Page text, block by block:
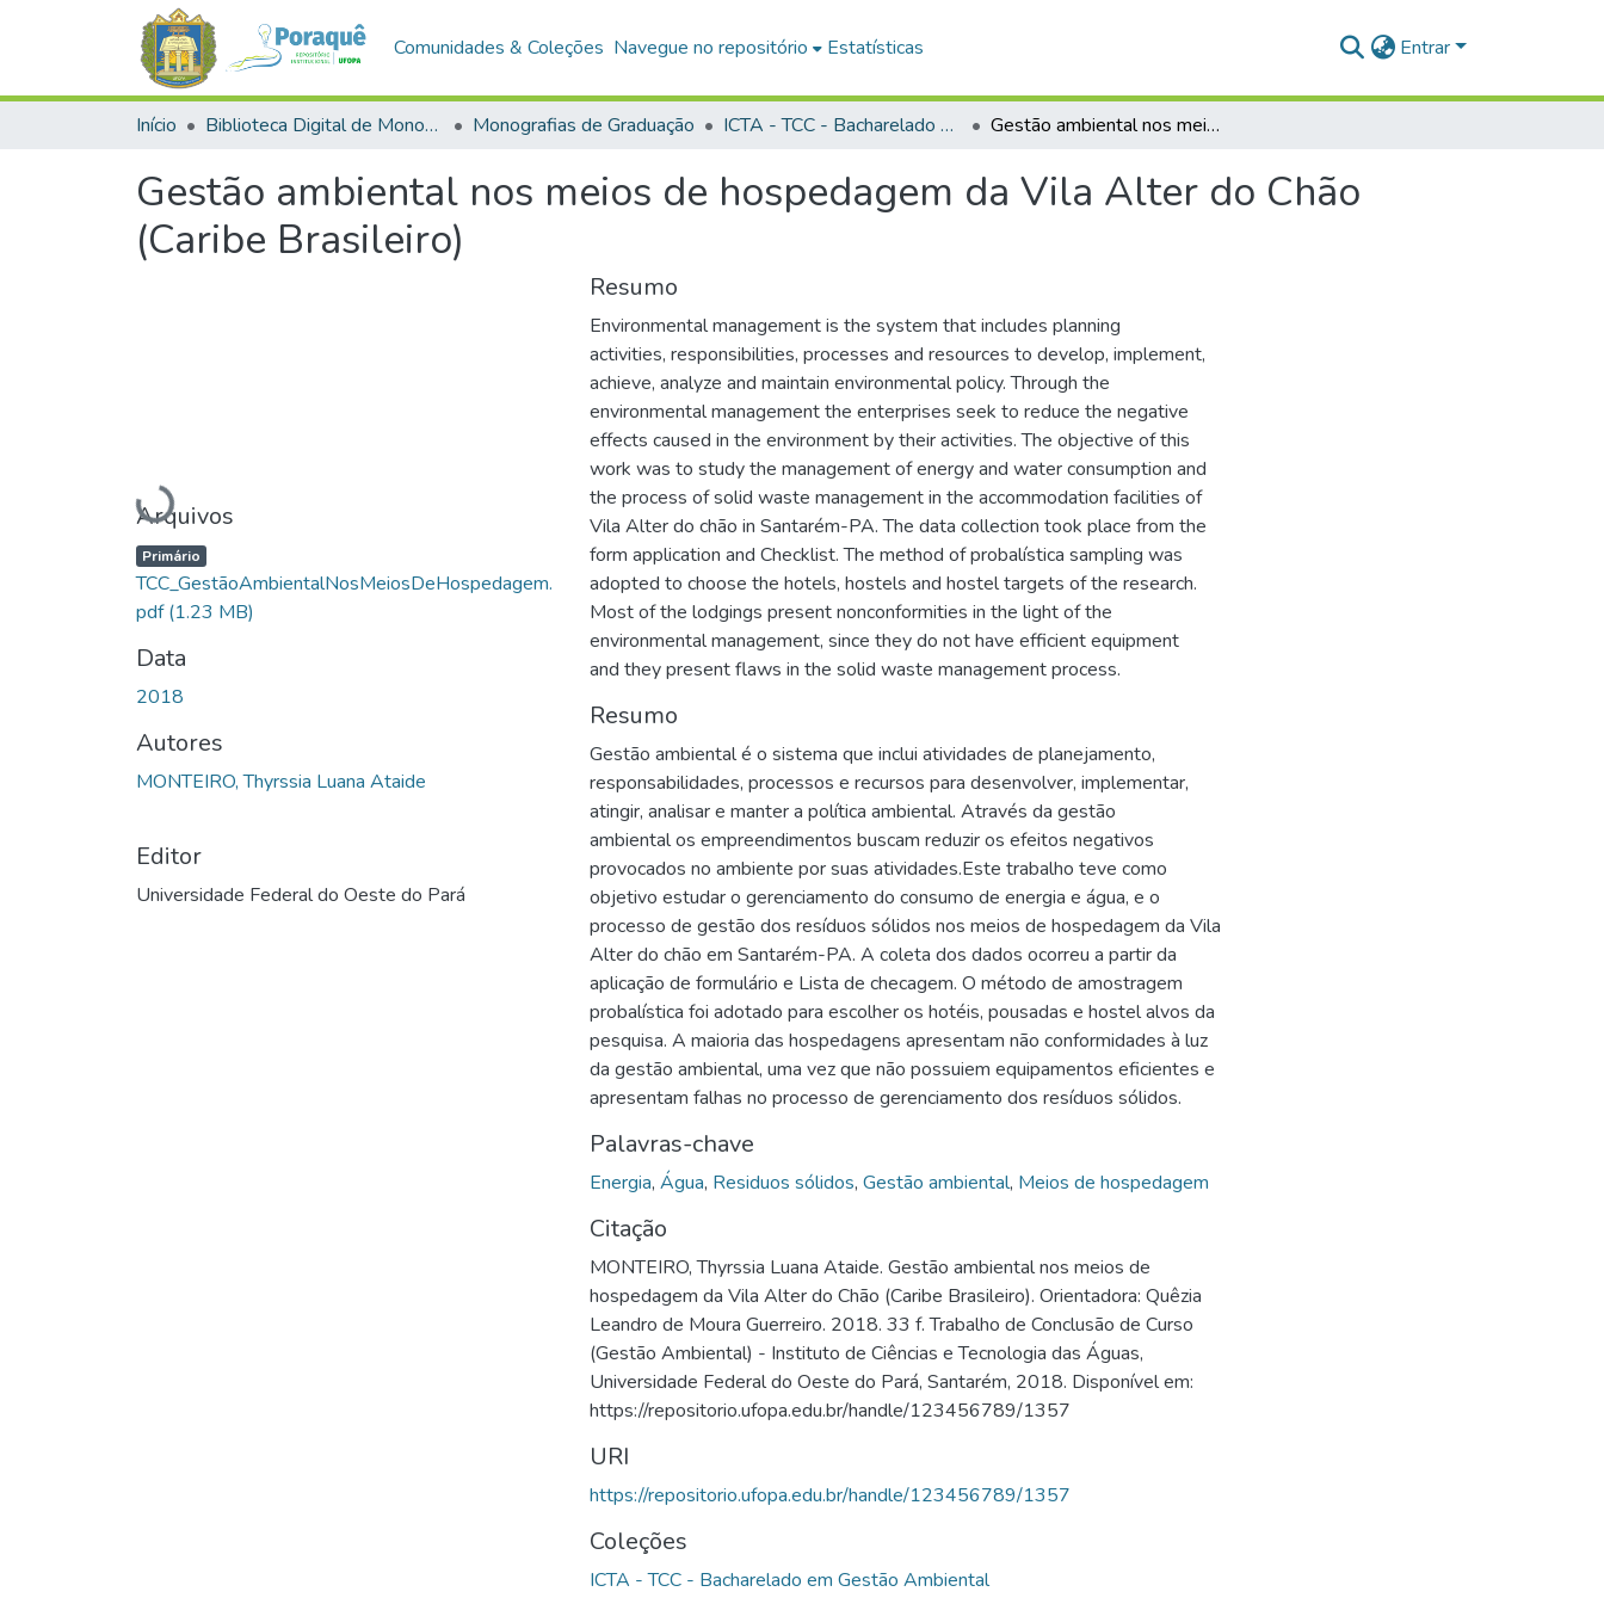
Comunidades & Coleções Navegue no repositório Estatísticas Entrar
Início Biblioteca Digital de Monografias (BDM) Monografias de Graduação ICTA - TCC - Bacharelado em Gestão Ambiental Gestão ambiental nos meios de hospedagem da Vila Alter do Chão (Caribe Brasileiro)
Gestão ambiental nos meios de hospedagem da Vila Alter do Chão
(Caribe Brasileiro)
Carregando...
Arquivos
Primário
TCC_GestãoAmbientalNosMeiosDeHospedagem.
pdf(1.23 MB)
Data
2018
Autores
MONTEIRO, Thyrssia Luana Ataide
Editor
Universidade Federal do Oeste do Pará
Resumo
Environmental management is the system that includes planning
activities, responsibilities, processes and resources to develop, implement,
achieve, analyze and maintain environmental policy. Through the
environmental management the enterprises seek to reduce the negative
effects caused in the environment by their activities. The objective of this
work was to study the management of energy and water consumption and
the process of solid waste management in the accommodation facilities of
Vila Alter do chão in Santarém-PA. The data collection took place from the
form application and Checklist. The method of probalística sampling was
adopted to choose the hotels, hostels and hostel targets of the research.
Most of the lodgings present nonconformities in the light of the
environmental management, since they do not have efficient equipment
and they present flaws in the solid waste management process.
Resumo
Gestão ambiental é o sistema que inclui atividades de planejamento,
responsabilidades, processos e recursos para desenvolver, implementar,
atingir, analisar e manter a política ambiental. Através da gestão
ambiental os empreendimentos buscam reduzir os efeitos negativos
provocados no ambiente por suas atividades.Este trabalho teve como
objetivo estudar o gerenciamento do consumo de energia e água, e o
processo de gestão dos resíduos sólidos nos meios de hospedagem da Vila
Alter do chão em Santarém-PA. A coleta dos dados ocorreu a partir da
aplicação de formulário e Lista de checagem. O método de amostragem
probalística foi adotado para escolher os hotéis, pousadas e hostel alvos da
pesquisa. A maioria das hospedagens apresentam não conformidades à luz
da gestão ambiental, uma vez que não possuiem equipamentos eficientes e
apresentam falhas no processo de gerenciamento dos resíduos sólidos.
Palavras-chave
Energia, Água, Residuos sólidos, Gestão ambiental, Meios de hospedagem
Citação
MONTEIRO, Thyrssia Luana Ataide. Gestão ambiental nos meios de
hospedagem da Vila Alter do Chão (Caribe Brasileiro). Orientadora: Quêzia
Leandro de Moura Guerreiro. 2018. 33 f. Trabalho de Conclusão de Curso
(Gestão Ambiental) - Instituto de Ciências e Tecnologia das Águas,
Universidade Federal do Oeste do Pará, Santarém, 2018. Disponível em:
https://repositorio.ufopa.edu.br/handle/123456789/1357
URI
https://repositorio.ufopa.edu.br/handle/123456789/1357
Coleções
ICTA - TCC - Bacharelado em Gestão Ambiental